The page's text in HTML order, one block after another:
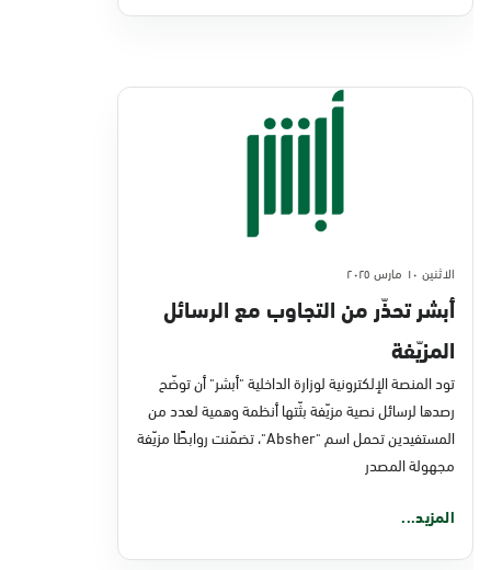
الاثنين ١٠ مارس ٢٠٢٥
أبشر تحذّر من التجاوب مع الرسائل
المزيّفة
تود المنصة الإلكترونية لوزارة الداخلية "أبشر" أن توضّح
رصدها لرسائل نصية مزيّفة بثّتها أنظمة وهمية لعدد من
المستفيدين تحمل اسم "Absher"، تضمّنت روابطًا مزيّفة
مجهولة المصدر
المزيد...